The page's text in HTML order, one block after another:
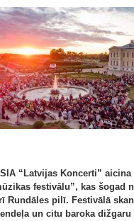
“Latvijas Koncerti”
festivālu”, kas šogad
Rundāles pilī. Festivālā
un citu baroka